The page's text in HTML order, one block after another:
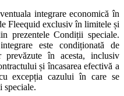
integrare economică în
Fleequid exclusiv în limitele și
prezentele Condiții speciale.
este condiționată de
prevăzute în acesta, inclusiv
și încasarea efectivă a
excepția cazului în care se
speciale.